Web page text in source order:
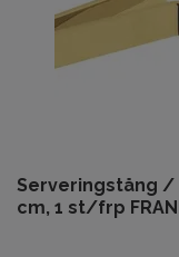
Serveringstång /
cm, 1 st/frp